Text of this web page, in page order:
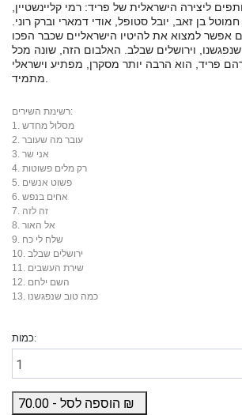
ליצירה הישראלית של פריד: רמי קליינשטיין,
בן זאב, יובל סטופל, אודי דמארי וברק רוני.
אפשר למצוא את להיטיו הישראליים שכבר הפכו
וירושלים שבלב. האלבום הזה, שונה מכל
פריד, הוא הרבה יותר מסקרן, מפתיע וישראלי
רשימת השירים:
1. מסלול מחדש
2. עובר מה שעובר
3. אני שר
4. רק מלים פשוטות
5. פשוט אנשים
6. אחים בנפש
8. אל האור
10. ירושלים שבלב
11. שירת העשבים
12. השם ילחם
13. כמה טוב שנפגשנו
כמות:
הוספה לסל - 70.00